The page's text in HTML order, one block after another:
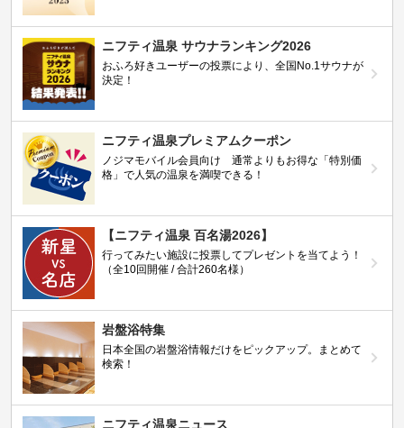
ニフティ温泉 サウナランキング2026
おふろ好きユーザーの投票により、全国No.1サウナが
決定！
ニフティ温泉プレミアムクーポン
ノジマモバイル会員向け 通常よりもお得な「特別価
格」で人気の温泉を満喫できる！
【ニフティ温泉 百名湯2026】
行ってみたい施設に投票してプレゼントを当てよう！
（全10回開催 / 合計260名様）
岩盤浴特集
日本全国の岩盤浴情報だけをピックアップ。まとめて
検索！
ニフティ温泉ニュース